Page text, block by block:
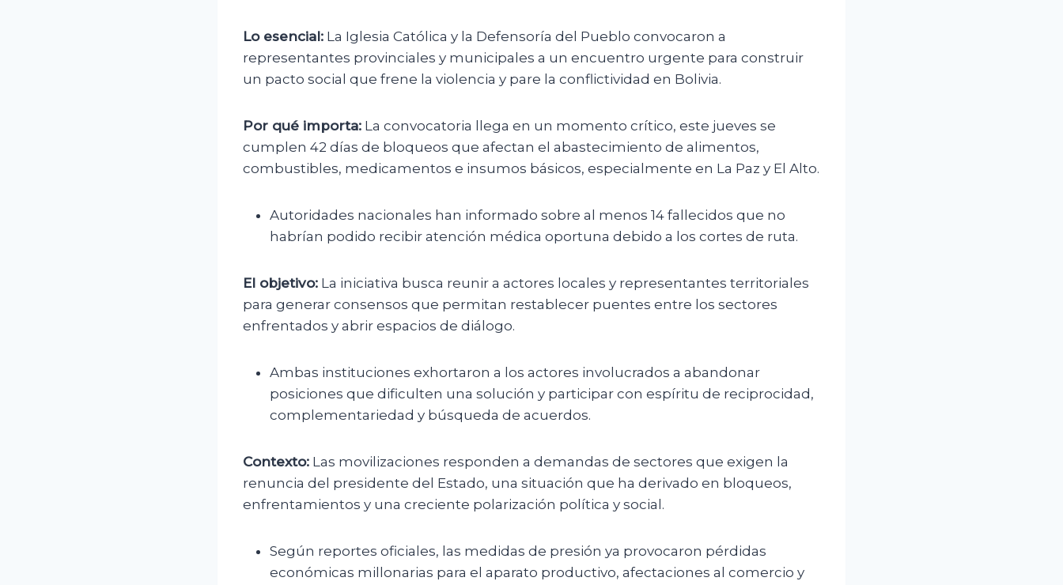
Lo esencial: La Iglesia Católica y la Defensoría del Pueblo convocaron a
representantes provinciales y municipales a un encuentro urgente para construir
un pacto social que frene la violencia y pare la conflictividad en Bolivia.
Por qué importa: La convocatoria llega en un momento crítico, este jueves se
cumplen 42 días de bloqueos que afectan el abastecimiento de alimentos,
combustibles, medicamentos e insumos básicos, especialmente en La Paz y El Alto.
Autoridades nacionales han informado sobre al menos 14 fallecidos que no
habrían podido recibir atención médica oportuna debido a los cortes de ruta.
El objetivo: La iniciativa busca reunir a actores locales y representantes territoriales
para generar consensos que permitan restablecer puentes entre los sectores
enfrentados y abrir espacios de diálogo.
Ambas instituciones exhortaron a los actores involucrados a abandonar
posiciones que dificulten una solución y participar con espíritu de reciprocidad,
complementariedad y búsqueda de acuerdos.
Contexto: Las movilizaciones responden a demandas de sectores que exigen la
renuncia del presidente del Estado, una situación que ha derivado en bloqueos,
enfrentamientos y una creciente polarización política y social.
Según reportes oficiales, las medidas de presión ya provocaron pérdidas
económicas millonarias para el aparato productivo, afectaciones al comercio y